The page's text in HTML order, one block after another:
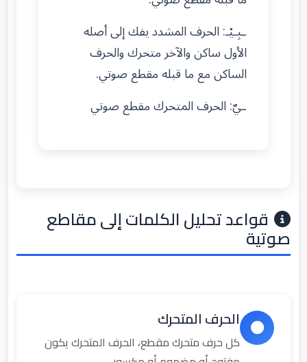
ـبِـيْـ: الحرف المشدد يفك إلى أصله
الأول ساكن والآخر متحرك والحرف
الساكن مع ما قبله مقطع صوتي.
ـيٌ: الحرف المتحرك مقطع صوتي
قواعد تحليل الكلمات إلى مقاطع
صوتية
الحرف المتحرك
كل حرف متحرك مقطع، الحرف المتحرك يكون